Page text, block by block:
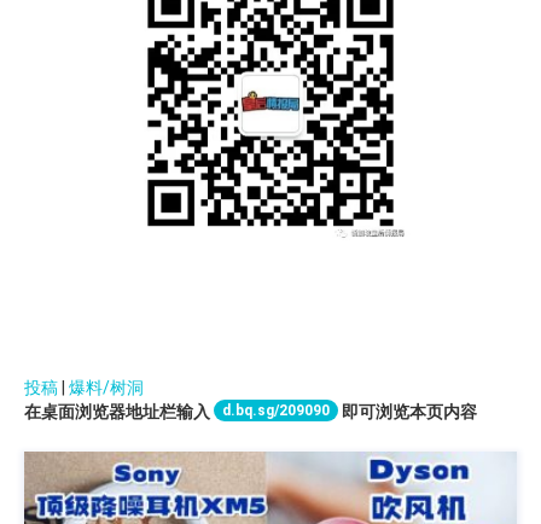
投稿 爆料/树洞
在桌面浏览器地址栏输入
d.bq.sg/209090 即可浏览本页内容